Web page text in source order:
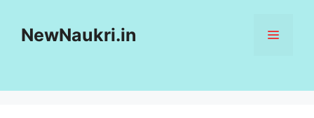
NewNaukri.in MENU